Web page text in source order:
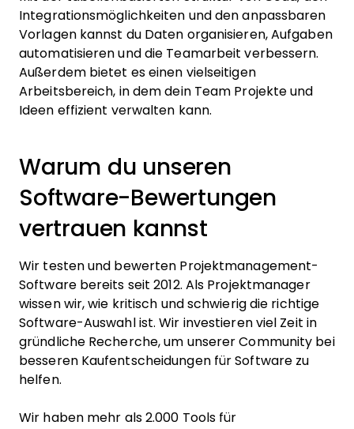
Integrationsmöglichkeiten und den anpassbaren
Vorlagen kannst du Daten organisieren, Aufgaben
automatisieren und die Teamarbeit verbessern.
Außerdem bietet es einen vielseitigen
Arbeitsbereich, in dem dein Team Projekte und
Ideen effizient verwalten kann.
Warum du unseren
Software-Bewertungen
vertrauen kannst
Wir testen und bewerten Projektmanagement-
Software bereits seit 2012. Als Projektmanager
wissen wir, wie kritisch und schwierig die richtige
Software-Auswahl ist. Wir investieren viel Zeit in
gründliche Recherche, um unserer Community bei
besseren Kaufentscheidungen für Software zu
helfen.
Wir haben mehr als 2.000 Tools für